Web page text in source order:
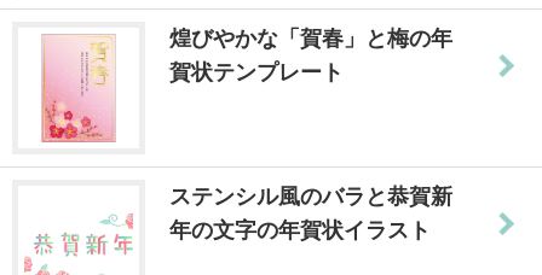
煌びやかな「賀春」と梅の年
賀状テンプレート
ステンシル風のバラと恭賀新
年の文字の年賀状イラスト